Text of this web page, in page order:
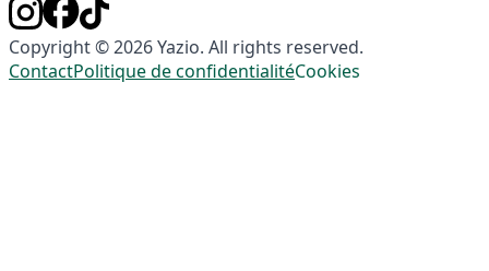
Copyright © 2026 Yazio. All rights reserved.
ContactPolitique de confidentialitéCookies